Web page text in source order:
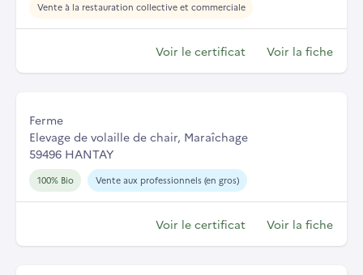
Vente à la restauration collective et commerciale
Voir le certificat Voir la fiche
Ferme
Elevage de volaille de chair, Maraîchage
59496 HANTAY
100% Bio Vente aux professionnels (en gros)
Voir le certificat Voir la fiche